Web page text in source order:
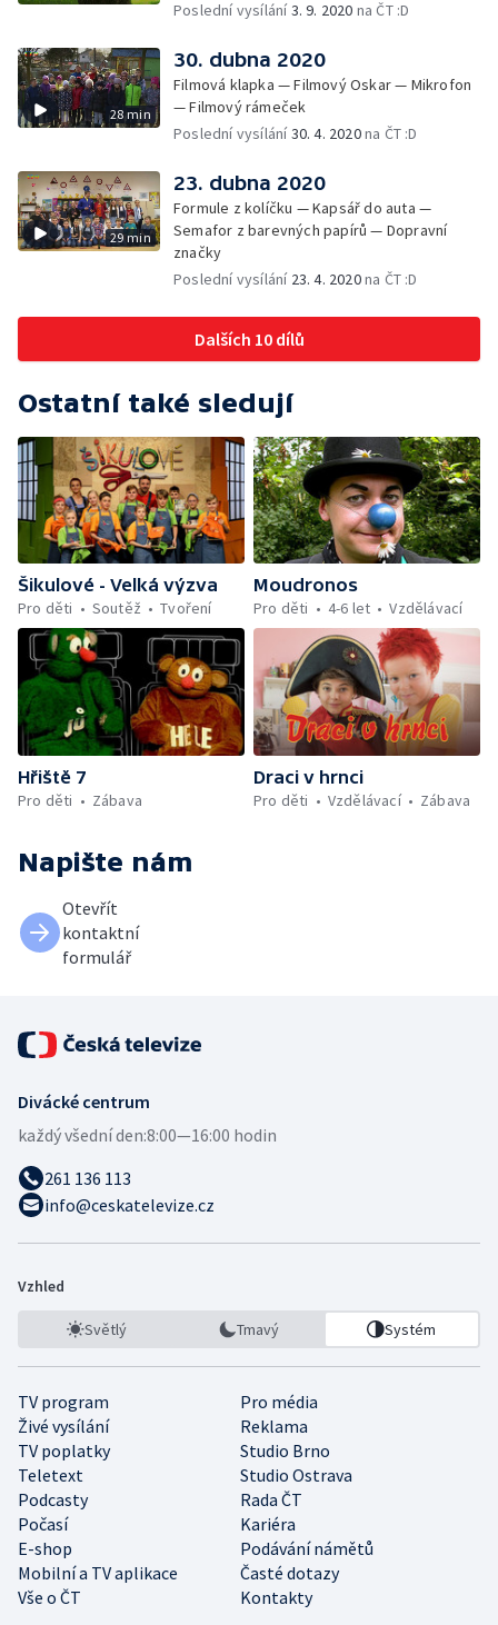
Poslední vysílání3. 9. 2020 na ČT :D
28 min
30. dubna 2020
Filmová klapka — Filmový Oskar — Mikrofon
— Filmový rámeček
Poslední vysílání30. 4. 2020na ČT :D
29 min
23. dubna 2020
Formule z kolíčku — Kapsář do auta —
Semafor z barevných papírů — Dopravní
značky
Poslední vysílání 23. 4. 2020na ČT :D
Dalších 10 dílů
Ostatní také sledují
Šikulové - Velká výzva
Pro děti
Soutěž Tvoření
Moudronos
Pro děti
4-6 let Vzdělávací
Hřiště 7
Pro děti
Zábava
Draci v hrnci
Pro děti
Vzdělávací Zábava
Napište nám
Otevřít
kontaktní
formulář
Divácké centrum
každý všední den:8:00—16:00 hodin
261 136 113
info@ceskatelevize.cz
Vzhled
Světlý Tmavý Systém
TV program
Pro média
Živé vysílání
Reklama
TV poplatky
Studio Brno
Teletext
Studio Ostrava
Podcasty
Rada ČT
Počasí
Kariéra
E-shop
Podávání námětů
Mobilní a TV aplikace
Časté dotazy
Vše o ČT
Kontakty